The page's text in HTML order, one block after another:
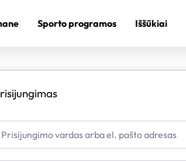
Sporto programos Iššūkiai